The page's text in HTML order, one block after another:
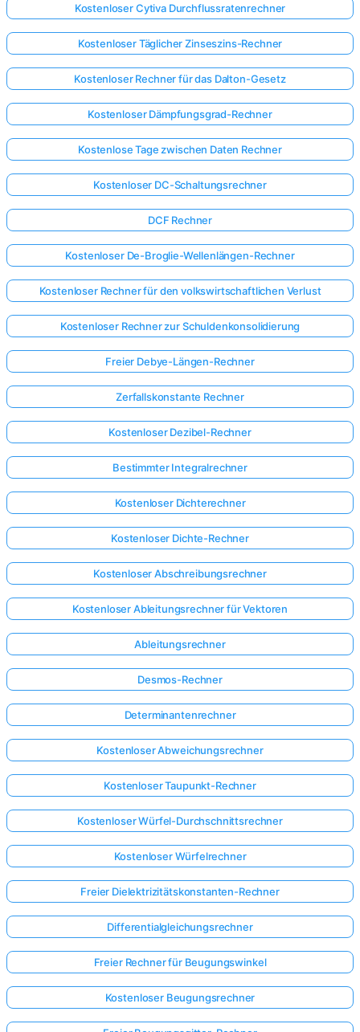
Hier
Kostenloser Cytiva Durchflussratenrechner
Kostenloser Täglicher Zinseszins-Rechner
Kostenloser Rechner für das Dalton-Gesetz
Kostenloser Dämpfungsgrad-Rechner
Kostenlose Tage zwischen Daten Rechner
Kostenloser DC-Schaltungsrechner
DCF Rechner
Kostenloser De-Broglie-Wellenlängen-Rechner
Kostenloser Rechner für den volkswirtschaftlichen Verlust
Kostenloser Rechner zur Schuldenkonsolidierung
Freier Debye-Längen-Rechner
Zerfallskonstante Rechner
Kostenloser Dezibel-Rechner
Bestimmter Integralrechner
Kostenloser Dichterechner
Kostenloser Dichte-Rechner
Kostenloser Abschreibungsrechner
Kostenloser Ableitungsrechner für Vektoren
Ableitungsrechner
Desmos-Rechner
Determinantenrechner
Kostenloser Abweichungsrechner
Kostenloser Taupunkt-Rechner
Kostenloser Würfel-Durchschnittsrechner
Kostenloser Würfelrechner
Freier Dielektrizitätskonstanten-Rechner
Differentialgleichungsrechner
Freier Rechner für Beugungswinkel
Kostenloser Beugungsrechner